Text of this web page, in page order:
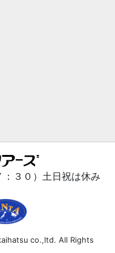
３０）土日祝は休み
co.,ltd. All Rights